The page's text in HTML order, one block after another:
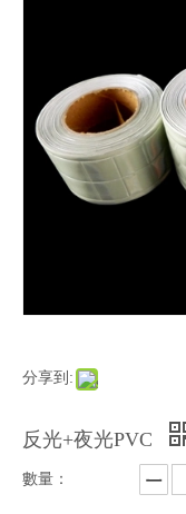
分享到:
反光+夜光PVC
數量：